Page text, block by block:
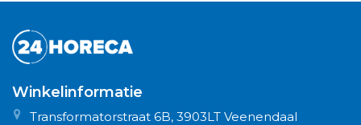
Winkelinformatie
Transformatorstraat 6B, 3903LT Veenendaal